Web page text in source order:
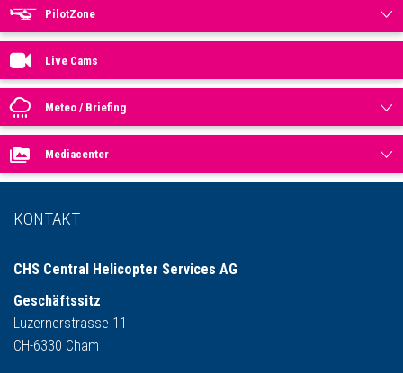
PilotZone
Live Cams
Meteo / Briefing
Mediacenter
KONTAKT
CHS Central Helicopter Services AG
Geschäftssitz
Luzernerstrasse 11
CH-6330 Cham